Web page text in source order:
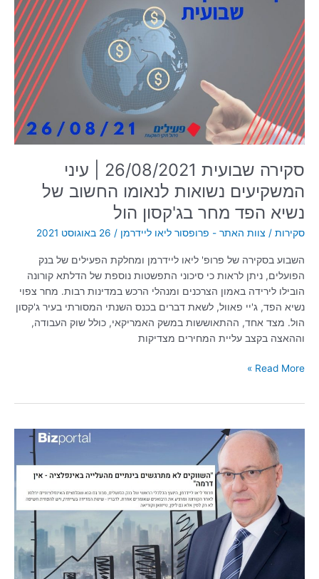
סקירה שבועית 26/08/2021 | עיני
המשקיעים נשואות לנאומו החשוב של
נשיא הפד מחר בג'קסון הול
סקירות / צוות האתר - פרופסור ליאו ליידרמן / 26 באוגוסט 2021
השבוע בסקירה של פרופ' ליאו ליידרמן ומחלקת הפעילים של בנק
הפועלים, ניתן לראות כי סיכוני התפשטות נוספת של הדלתא קורונה
הובילו לירידה באמון הצרכנים ומנהלי הרכש במדינות רבות. מחר צפוי
נשיא הפד, ג'יי פאוול, לשאת דברים בכנס השנתי המסורתי בעיר ג'קסון
הול. מצד אחד, ההתאוששות במשק האמריקאי, כולל שוק העבודה,
וההאצה בקצב עליית המחירים מצדיקות
שבועית
26/08/2021
|
עיני
המשקיעים
נשואות
לנאומו
החשוב
של
נשיא
מחר
בג'קסון
הול
Read More »
ליידרמן
בביזפורטל:
"עליות
המחירים
זמניות"